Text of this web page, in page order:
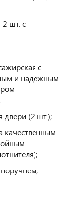
шт. с
с
и надежным
двери (2 шт.);
качественным
поручнем;